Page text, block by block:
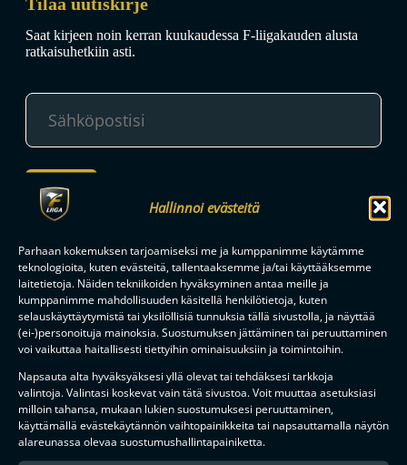
Hallinnoi evästeitä
Parhaan kokemuksen tarjoamiseksi me ja kumppanimme käytämme
teknologioita, kuten evästeitä, tallentaaksemme ja/tai käyttääksemme
laitetietoja. Näiden tekniikoiden hyväksyminen antaa meille ja
kumppanimme mahdollisuuden käsitellä henkilötietoja, kuten
selauskäyttäytymistä tai yksilöllisiä tunnuksia tällä sivustolla, ja näyttää
(ei-)personoituja mainoksia. Suostumuksen jättäminen tai peruuttaminen
voi vaikuttaa haitallisesti tiettyihin ominaisuuksiin ja toimintoihin.
Napsauta alta hyväksyäksesi yllä olevat tai tehdäksesi tarkkoja
valintoja. Valintasi koskevat vain tätä sivustoa. Voit muuttaa asetuksiasi
milloin tahansa, mukaan lukien suostumuksesi peruuttaminen,
käyttämällä evästekäytännön vaihtopainikkeita tai napsauttamalla näytön
alareunassa olevaa suostumushallintapainiketta.
Saat kirjeen noin kerran kuukaudessa F-liigakauden alusta
ratkaisuhetkiin asti.
TILAA
F-LIIGANKUMPPANIT